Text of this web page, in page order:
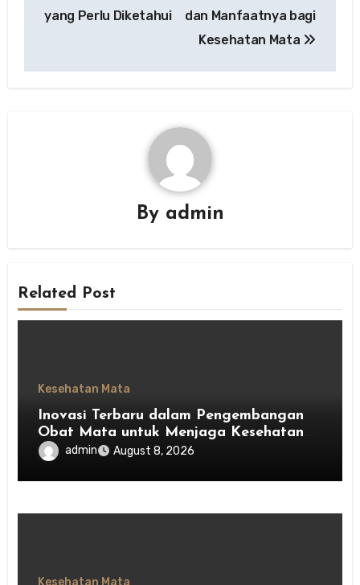
yang Perlu Diketahui
dan Manfaatnya bagi
Kesehatan Mata
By admin
Related Post
Kesehatan Mata
Inovasi Terbaru dalam Pengembangan
Obat Mata untuk Menjaga Kesehatan
Mataadmin August 8, 2026
Kesehatan Mata